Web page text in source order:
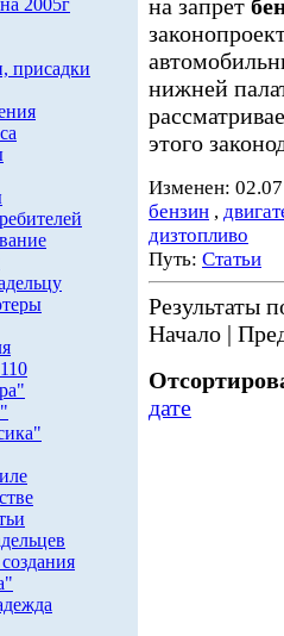
2005г
присадки
на запрет
нижней
этого
Изменен:
бензин ,
дизтопливо
Путь: Статьи
Результаты
Начало |
дате